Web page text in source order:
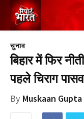
चुनाव
बिहार में फिर
पहले चिराग
By Muskaan Gupta